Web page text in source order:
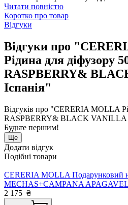
Читати повністю
Коротко про товар
Відгуки
Відгуки про
Рідина для діфузору
RASPBERRY&
Іспанія"
Відгуків про "CERERIA MOLLA
RASPBERRY& BLACK VANILLA
Будьте першим!
Ще
Додати відгук
Подібні товари
CERERIA MOLLA Подарунковий
MECHAS+CAMPANA
2 175 ₴